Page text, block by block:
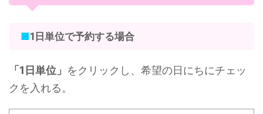
■1日単位で予約する場合
「1日単位」 をクリックし、希望の日にちにチェッ
クを入れる。